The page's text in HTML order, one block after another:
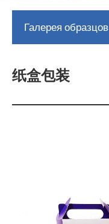
Галерея образцов
纸盒包装